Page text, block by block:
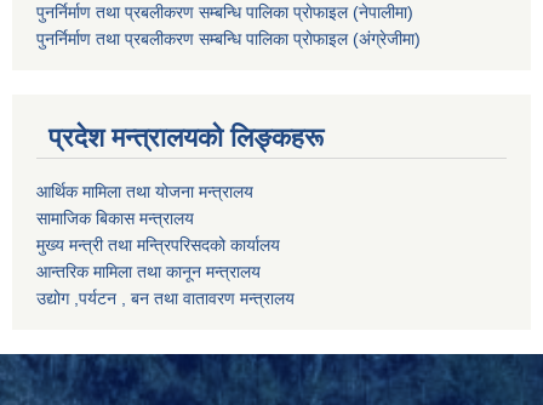
पुनर्निर्माण तथा प्रबलीकरण सम्बन्धि पालिका प्राेफाइल (नेपालीमा)
पुनर्निर्माण तथा प्रबलीकरण सम्बन्धि पालिका प्राेफाइल(अंग्रेजीमा)
प्रदेश मन्त्रालयको लिङ्कहरू
आर्थिक मामिला तथा योजना मन्त्रालय
सामाजिक बिकास मन्त्रालय
मुख्य मन्त्री तथा मन्त्रिपरिसदको कार्यालय
आन्तरिक मामिला तथा कानून मन्त्रालय
उद्योग ,पर्यटन , बन तथा वातावरण मन्त्रालय